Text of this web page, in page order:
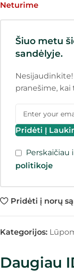
Neturime
Šiuo metu
sandėlyje.
Nesijaudinkite!
pranešime,
Pridėti Į
Perskaičiau
politikoje
Pridėti į norų
Kategorijos:
Daugiau